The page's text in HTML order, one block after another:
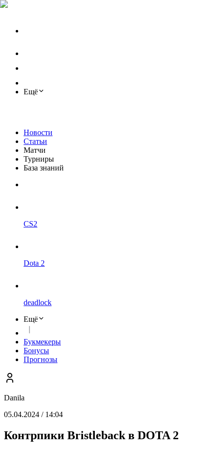
Ещё
Новости
Статьи
Матчи
Турниры
База знаний
CS2
Dota 2
deadlock
Ещё
Букмекеры
Бонусы
Прогнозы
Danila
05.04.2024 / 14:04
Контрпики Bristleback в DOTA 2